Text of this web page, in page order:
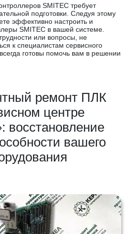
SMITEC требует
подготовки. Следуя этому
эффективно настроить и
SMITEC в вашей системе.
или вопросы, не
к специалистам сервисного
готовы помочь вам в решении
ремонт ПЛК
центре
восстановление
вашего